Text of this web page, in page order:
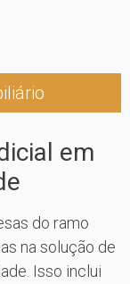
em
do ramo
na solução de
Isso inclui